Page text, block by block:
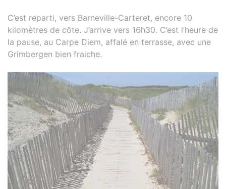
C’est reparti, vers Barneville-Carteret, encore 10
kilomètres de côte. J’arrive vers 16h30. C’est l’heure de
la pause, au Carpe Diem, affalé en terrasse, avec une
Grimbergen bien fraiche.